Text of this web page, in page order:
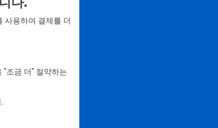
사용하여 결제를 더
조금 더" 절약하는